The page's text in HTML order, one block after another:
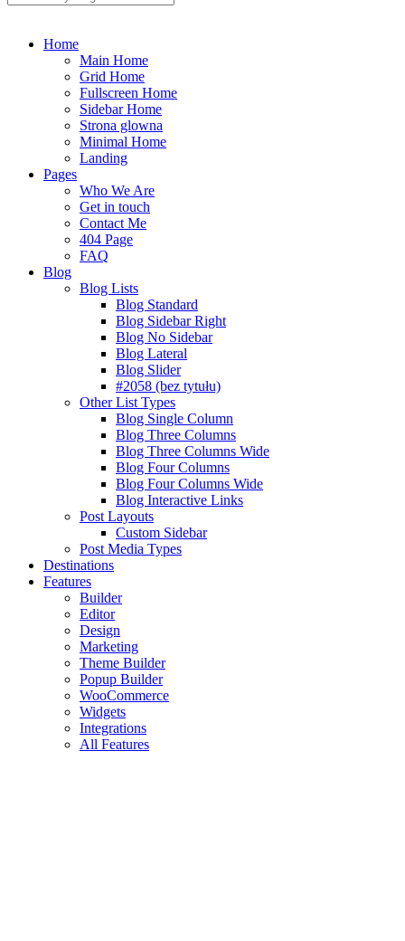
Home
Main Home
Grid Home
Fullscreen Home
Sidebar Home
Strona glowna
Minimal Home
Landing
Pages
Who We Are
Get in touch
Contact Me
404 Page
FAQ
Blog
Blog Lists
Blog Standard
Blog Sidebar Right
Blog No Sidebar
Blog Lateral
Blog Slider
#2058 (bez tytułu)
Other List Types
Blog Single Column
Blog Three Columns
Blog Three Columns Wide
Blog Four Columns
Blog Four Columns Wide
Blog Interactive Links
Post Layouts
Custom Sidebar
Post Media Types
Destinations
Features
Builder
Editor
Design
Marketing
Theme Builder
Popup Builder
WooCommerce
Widgets
Integrations
All Features